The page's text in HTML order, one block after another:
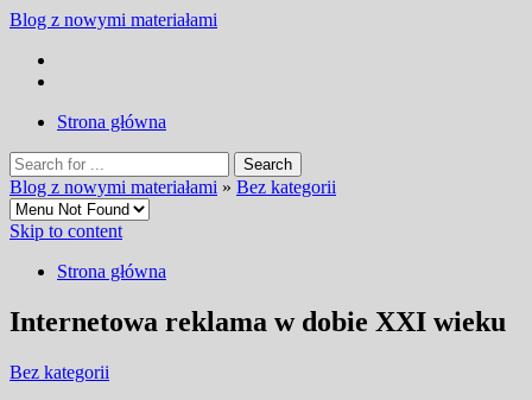
Blog z nowymi materiałami
Strona główna
Blog z nowymi materiałami » Bez kategorii
Skip to content
Strona główna
Internetowa reklama w dobie XXI wieku
Bez kategorii